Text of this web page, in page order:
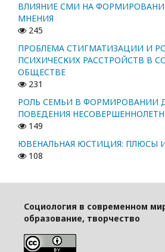
ВЛИЯНИЕ СМИ НА
МНЕНИЯ
245
ПРОБЛЕМА СТИГМАТИЗАЦИИ И
ПСИХИЧЕСКИХ РАССТРОЙСТВ В
ОБЩЕСТВЕ
231
РОЛЬ СЕМЬИ В ФОРМИРОВАНИИ
ПОВЕДЕНИЯ
149
ЮВЕНАЛЬНАЯ ЮСТИЦИЯ: ПЛЮСЫ
108
Социология в современном
образование, творчество